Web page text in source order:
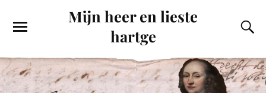
Mijn heer en lieste
hartge